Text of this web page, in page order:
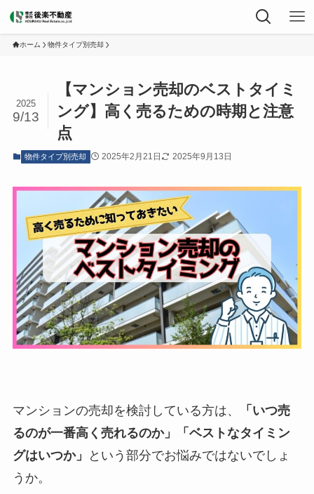
ホーム 物件タイプ別売却
【マンション売却のベストタイミ
ング】高く売るための時期と注意
点
2025
9/13
物件タイプ別売却 2025年2月21日 2025年9月13日
マンションの売却を検討している方は、
「いつ売
るのが一番高く売れるのか」「ベストなタイミン
グはいつか」
という部分でお悩みではないでしょ
うか。